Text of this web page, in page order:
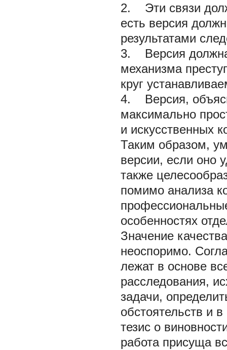
2. Эти связи
есть версия
результатами
3. Версия должна
механизма
круг
4. Версия,
максимально
и искусственных
Таким образом,
версии, если оно
также
помимо анализа
особенностях
Значение
неоспоримо.
лежат в основе
расследования,
задачи,
обстоятельств и
тезис о
работа присуща